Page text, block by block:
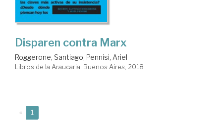
Disparen contra Marx
Roggerone, Santiago; Pennisi, Ariel
Libros de la Araucaria. Buenos Aires, 2018
« 1